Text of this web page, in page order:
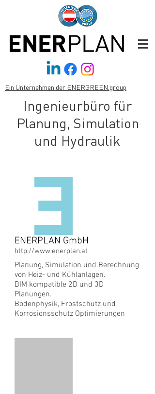
Ein Unternehmen der ENERGREEN.group
Ingenieurbüro für
Planung, Simulation
und Hydraulik
ENERPLAN GmbH
http://www.enerplan.at
Planung, Simulation und Berechnung
von Heiz- und Kühlanlagen.
BIM kompatible 2D und 3D
Planungen.
Bodenphysik, Frostschutz und
Korrosionsschutz Optimierungen